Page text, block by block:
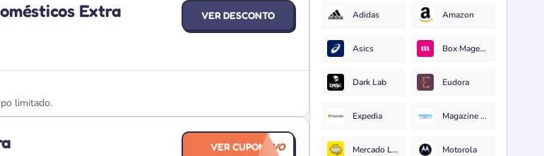
Extra VER DESCONTO
limitado.
VER CUPOM
EXCLUSIVO
Adidas Amazon
Asics Box Magenta
Dark Lab Eudora
Expedia Magazine Luiza
Mercado Livre Motorola